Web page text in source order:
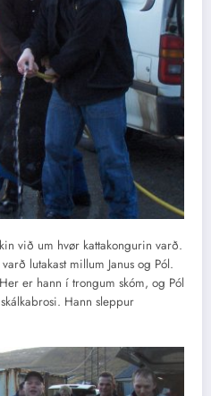
við um hvør kattakongurin varð.
lutakast millum Janus og Pól.
er hann í trongum skóm, og Pól
Hann sleppur